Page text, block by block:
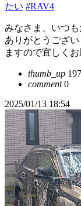
たい #RAV4
みなさま、いつ
ありがとうござ
ますので宜しく
thumb_up 197
comment0
2025/01/13 18:54